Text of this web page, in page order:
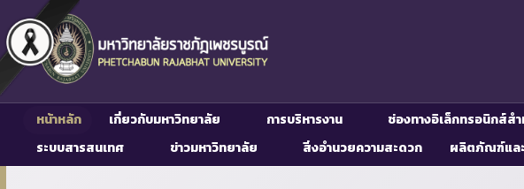
หน้าหลัก เกี่ยวกับมหาวิทยาลัย การบริหารงาน ช่องทางอิเล็กทรอนิกส์ส
ระบบสารสนเทศ
ข่าวมหาวิทยาลัย สิ่งอำนวยความสะดวก ผลิตภัณฑ์แล